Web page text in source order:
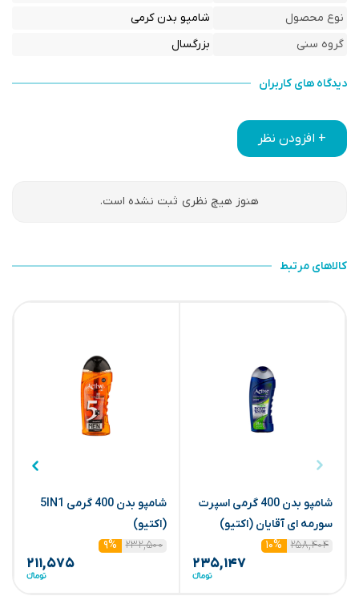
نوع محصول
شامپو بدن کرمی
گروه سنی
بزرگسال
دیدگاه های کاربران
+ افزودن نظر
هنوز هیچ نظری ثبت نشده است.
کالاهای مرتبط
شامپو بدن 400 گرمی اسپرت
سورمه ای آقایان (اکتیو)
۲۵۸,۴۰۴
۱۰%
۲۳۵,۱۴۷
شامپو بدن 400 گرمی 5IN1
(اکتیو)
۲۳۲,۵۰۰
۹%
۲۱۱,۵۷۵